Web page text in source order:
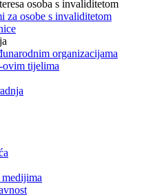
osoba s invaliditetom
za osobe s invaliditetom
organizacijama
ovim tijelima